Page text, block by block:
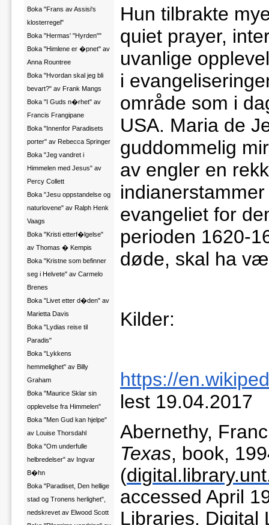
Boka "Frans av Assisi's
klosterregel"
Boka "Hermas' "Hyrden""
Boka "Himlene er �pnet" av
Anna Rountree
Boka "Hvordan skal jeg bli
bevart?" av Frank Mangs
Boka "I Guds n�rhet" av
Francis Frangipane
Boka "Innenfor Paradisets
porter" av Rebecca Springer
Boka "Jeg vandret i
Himmelen med Jesus" av
Percy Collett
Boka "Jesu oppstandelse og
naturlovene" av Ralph Henk
Vaags
Boka "Kristi etterf�lgelse"
av Thomas � Kempis
Boka "Kristne som befinner
seg i Helvete" av Carmelo
Brenes
Boka "Livet etter d�den" av
Marietta Davis
Boka "Lydias reise til
Paradis"
Boka "Lykkens
hemmelighet" av Billy
Graham
Boka "Maurice Sklar sin
opplevelse fra Himmelen"
Boka "Men Gud kan hjelpe"
av Louise Thorsdahl
Boka "Om underfulle
helbredelser" av Ingvar
B�hn
Boka "Paradiset, Den hellige
stad og Tronens herlighet",
nedskrevet av Elwood Scott
Hun tilbrakte
quiet prayer,
uvanlige
i
område som i
USA. Maria de
guddommelig
av engler en
evangeliet for
perioden 1620-
døde, skal ha
Kilder:
https://
lest 19.04.2017
Abernethy,
Texas, book,
(
accessed April
Libraries, Digital